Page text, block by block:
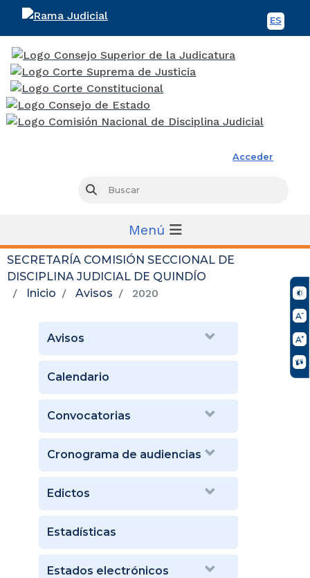
ES
Acceder
Buscar
Menú
SECRETARÍA COMISIÓN SECCIONAL DE
DISCIPLINA JUDICIAL DE QUINDÍO
Inicio
Avisos 2020
Avisos
Calendario
Convocatorias
Cronograma de audiencias
Edictos
Estadísticas
Estados electrónicos